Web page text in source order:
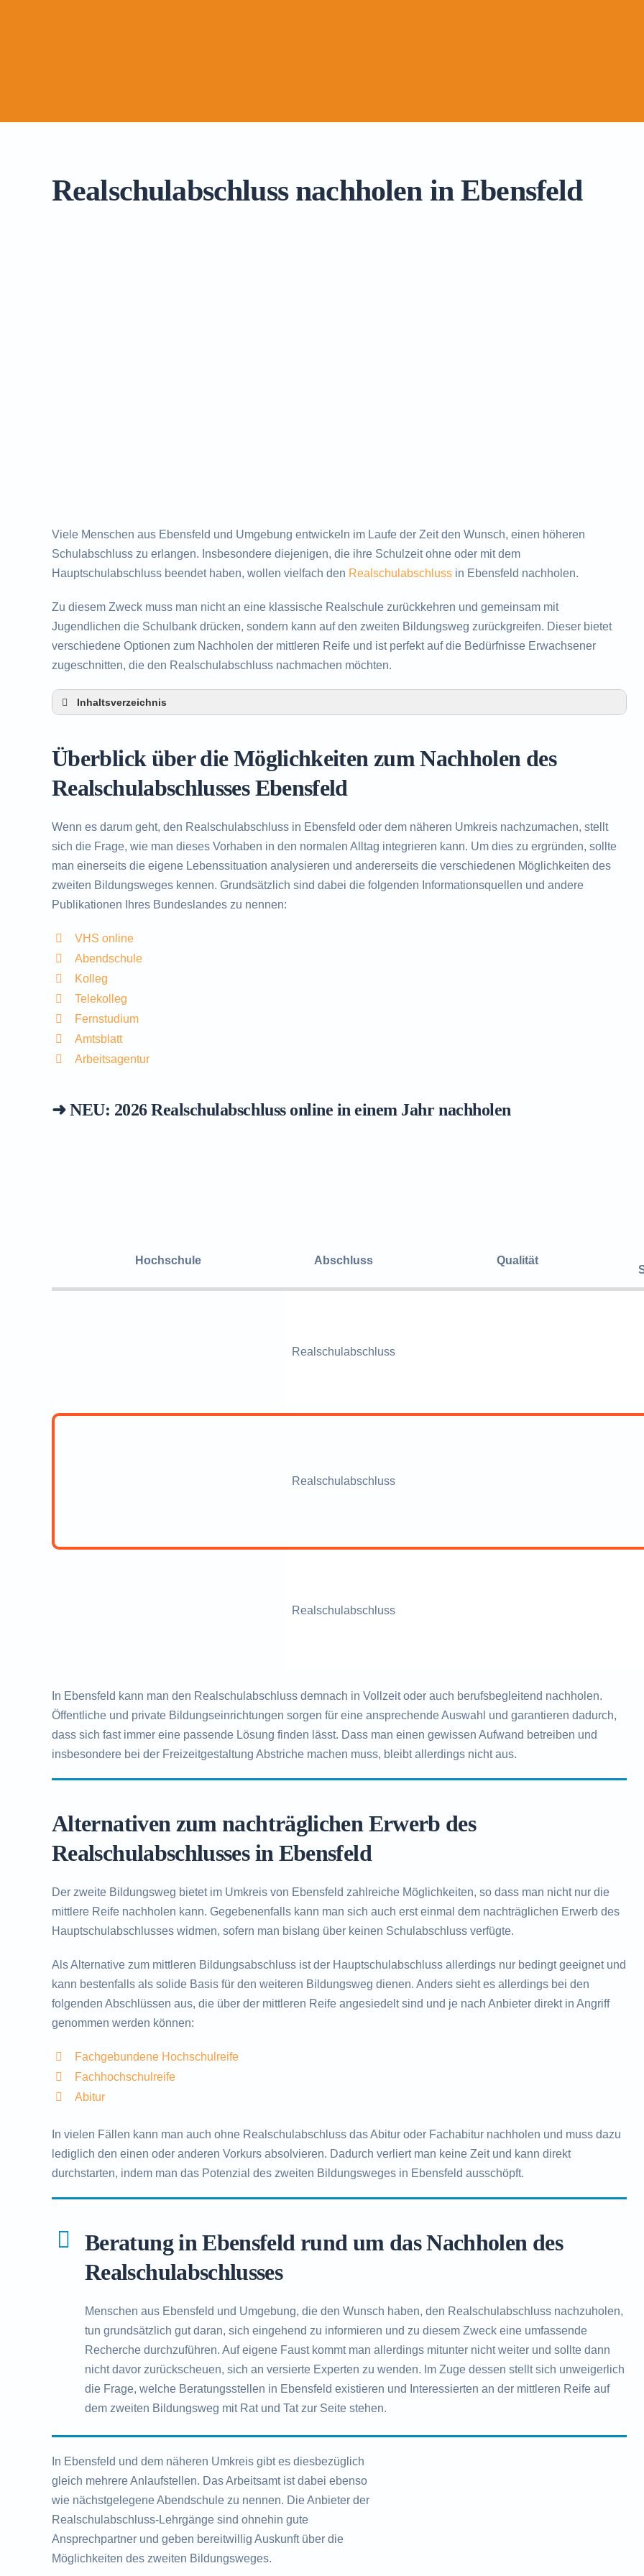
Realschulabschluss nachholen in Ebensfeld
Viele Menschen aus Ebensfeld und Umgebung entwickeln im Laufe der Zeit den Wunsch, einen höheren
Schulabschluss zu erlangen. Insbesondere diejenigen, die ihre Schulzeit ohne oder mit dem
Hauptschulabschluss beendet haben, wollen vielfach den Realschulabschluss in Ebensfeld nachholen.
Zu diesem Zweck muss man nicht an eine klassische Realschule zurückkehren und gemeinsam mit
Jugendlichen die Schulbank drücken, sondern kann auf den zweiten Bildungsweg zurückgreifen. Dieser bietet
verschiedene Optionen zum Nachholen der mittleren Reife und ist perfekt auf die Bedürfnisse Erwachsener
zugeschnitten, die den Realschulabschluss nachmachen möchten.
Inhaltsverzeichnis
Beratung in Ebensfeld rund um das Nachholen des Realschulabschlusses
Überblick über die Möglichkeiten zum Nachholen des
Realschulabschlusses Ebensfeld
Wenn es darum geht, den Realschulabschluss in Ebensfeld oder dem näheren Umkreis nachzumachen, stellt
sich die Frage, wie man dieses Vorhaben in den normalen Alltag integrieren kann. Um dies zu ergründen, sollte
man einerseits die eigene Lebenssituation analysieren und andererseits die verschiedenen Möglichkeiten des
zweiten Bildungsweges kennen. Grundsätzlich sind dabei die folgenden Informationsquellen und andere
Publikationen Ihres Bundeslandes zu nennen:
VHS online
Abendschule
Kolleg
Telekolleg
Fernstudium
Amtsblatt
Arbeitsagentur
➜ NEU: 2026Realschulabschluss online in einem Jahr nachholen
Hochschule Abschluss Qualität
Realschulabschluss
Realschulabschluss
Realschulabschluss
In Ebensfeld kann man den Realschulabschluss demnach in Vollzeit oder auch berufsbegleitend nachholen.
Öffentliche und private Bildungseinrichtungen sorgen für eine ansprechende Auswahl und garantieren dadurch,
dass sich fast immer eine passende Lösung finden lässt. Dass man einen gewissen Aufwand betreiben und
insbesondere bei der Freizeitgestaltung Abstriche machen muss, bleibt allerdings nicht aus.
Alternativen zum nachträglichen Erwerb des
Realschulabschlusses in Ebensfeld
Der zweite Bildungsweg bietet im Umkreis von Ebensfeld zahlreiche Möglichkeiten, so dass man nicht nur die
mittlere Reife nachholen kann. Gegebenenfalls kann man sich auch erst einmal dem nachträglichen Erwerb des
Hauptschulabschlusses widmen, sofern man bislang über keinen Schulabschluss verfügte.
Als Alternative zum mittleren Bildungsabschluss ist der Hauptschulabschluss allerdings nur bedingt geeignet und
kann bestenfalls als solide Basis für den weiteren Bildungsweg dienen. Anders sieht es allerdings bei den
folgenden Abschlüssen aus, die über der mittleren Reife angesiedelt sind und je nach Anbieter direkt in Angriff
genommen werden können:
Fachgebundene Hochschulreife
Fachhochschulreife
Abitur
In vielen Fällen kann man auch ohne Realschulabschluss das Abitur oder Fachabitur nachholen und muss dazu
lediglich den einen oder anderen Vorkurs absolvieren. Dadurch verliert man keine Zeit und kann direkt
durchstarten, indem man das Potenzial des zweiten Bildungsweges in Ebensfeld ausschöpft.
Beratung in Ebensfeld rund um das Nachholen des
Realschulabschlusses
Menschen aus Ebensfeld und Umgebung, die den Wunsch haben, den Realschulabschluss nachzuholen,
tun grundsätzlich gut daran, sich eingehend zu informieren und zu diesem Zweck eine umfassende
Recherche durchzuführen. Auf eigene Faust kommt man allerdings mitunter nicht weiter und sollte dann
nicht davor zurückscheuen, sich an versierte Experten zu wenden. Im Zuge dessen stellt sich unweigerlich
die Frage, welche Beratungsstellen in Ebensfeld existieren und Interessierten an der mittleren Reife auf
dem zweiten Bildungsweg mit Rat und Tat zur Seite stehen.
In Ebensfeld und dem näheren Umkreis gibt es diesbezüglich
gleich mehrere Anlaufstellen. Das Arbeitsamt ist dabei ebenso
wie nächstgelegene Abendschule zu nennen. Die Anbieter der
Realschulabschluss-Lehrgänge sind ohnehin gute
Ansprechpartner und geben bereitwillig Auskunft über die
Möglichkeiten des zweiten Bildungsweges.